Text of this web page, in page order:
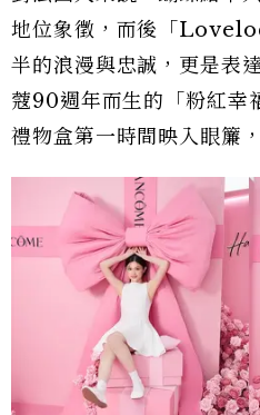
地位象徵，而後「
半的浪漫與忠誠，更是表
蔻90週年而生的「粉紅幸
禮物盒第一時間映入眼簾